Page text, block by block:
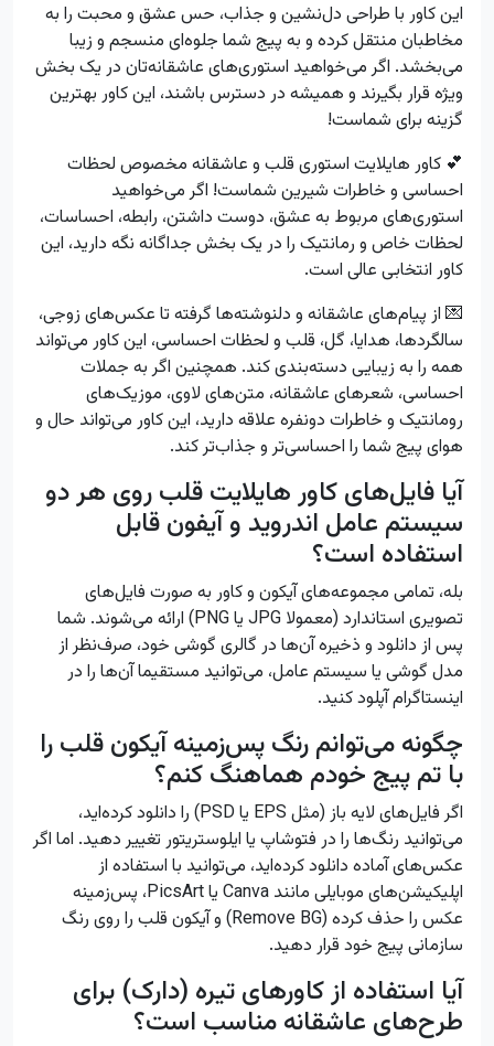
این کاور با طراحی دل‌نشین و جذاب، حس عشق و محبت را به
مخاطبان منتقل کرده و به پیج شما جلوه‌ای منسجم و زیبا
می‌بخشد. اگر می‌خواهید استوری‌های عاشقانه‌تان در یک بخش
ویژه قرار بگیرند و همیشه در دسترس باشند، این کاور بهترین
گزینه برای شماست!
💕 کاور هایلایت استوری قلب و عاشقانه مخصوص لحظات
احساسی و خاطرات شیرین شماست! اگر می‌خواهید
استوری‌های مربوط به عشق، دوست داشتن، رابطه، احساسات،
لحظات خاص و رمانتیک را در یک بخش جداگانه نگه دارید، این
کاور انتخابی عالی است.
💌 از پیام‌های عاشقانه و دلنوشته‌ها گرفته تا عکس‌های زوجی،
سالگردها، هدایا، گل، قلب و لحظات احساسی، این کاور می‌تواند
همه را به زیبایی دسته‌بندی کند. همچنین اگر به جملات
احساسی، شعرهای عاشقانه، متن‌های لاوی، موزیک‌های
رومانتیک و خاطرات دونفره علاقه دارید، این کاور می‌تواند حال و
هوای پیج شما را احساسی‌تر و جذاب‌تر کند.
آیا فایل‌های کاور هایلایت قلب روی هر دو
سیستم عامل اندروید و آیفون قابل
استفاده است؟
بله، تمامی مجموعه‌های آیکون و کاور به صورت فایل‌های
تصویری استاندارد (معمولا JPG یا PNG) ارائه می‌شوند. شما
پس از دانلود و ذخیره آن‌ها در گالری گوشی خود، صرف‌نظر از
مدل گوشی یا سیستم عامل، می‌توانید مستقیما آن‌ها را در
اینستاگرام آپلود کنید.
چگونه می‌توانم رنگ پس‌زمینه آیکون قلب را
با تم پیج خودم هماهنگ کنم؟
اگر فایل‌های لایه باز (مثل EPS یا PSD) را دانلود کرده‌اید،
می‌توانید رنگ‌ها را در فتوشاپ یا ایلوستریتور تغییر دهید. اما اگر
عکس‌های آماده دانلود کرده‌اید، می‌توانید با استفاده از
اپلیکیشن‌های موبایلی مانند Canva یا PicsArt، پس‌زمینه
عکس را حذف کرده (Remove BG) و آیکون قلب را روی رنگ
سازمانی پیج خود قرار دهید.
آیا استفاده از کاورهای تیره (دارک) برای
طرح‌های عاشقانه مناسب است؟